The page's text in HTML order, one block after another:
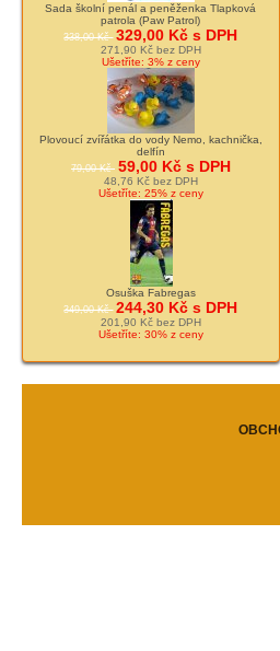
Sada školní penál a peněženka Tlapková
patrola (Paw Patrol)
338,00 Kč 329,00 Kč s DPH
271,90 Kč bez DPH
Ušetříte: 3% z ceny
Plovoucí zvířátka do vody Nemo, kachnička,
delfín
79,00 Kč 59,00 Kč s DPH
48,76 Kč bez DPH
Ušetříte: 25% z ceny
Osuška Fabregas
349,00 Kč 244,30 Kč s DPH
201,90 Kč bez DPH
Ušetříte: 30% z ceny